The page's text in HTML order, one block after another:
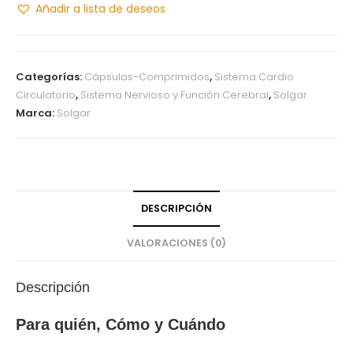
Añadir a lista de deseos
Categorías: Cápsulas-Comprimidos, Sistema Cardio
Circulatorio, Sistema Nervioso y Función Cerebral, Solgar
Marca: Solgar
DESCRIPCIÓN
VALORACIONES (0)
Descripción
Para quién, Cómo y Cuándo